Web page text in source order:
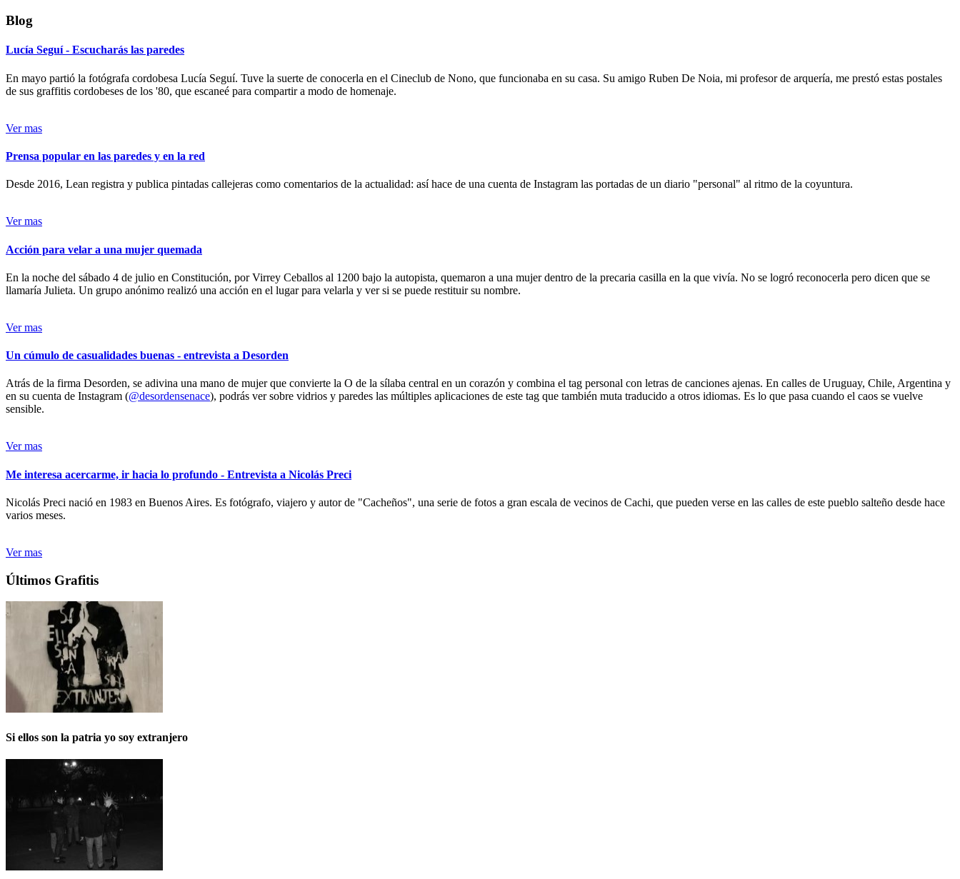
Blog
Lucía Seguí - Escucharás las paredes
En mayo partió la fotógrafa cordobesa Lucía Seguí. Tuve la suerte de conocerla en el Cineclub de Nono, que funcionaba en su casa. Su amigo Ruben De Noia, mi profesor de arquería, me prestó estas postales
de sus graffitis cordobeses de los '80, que escaneé para compartir a modo de homenaje.
Ver mas
Prensa popular en las paredes y en la red
Desde 2016, Lean registra y publica pintadas callejeras como comentarios de la actualidad: así hace de una cuenta de Instagram las portadas de un diario "personal" al ritmo de la coyuntura.
Ver mas
Acción para velar a una mujer quemada
En la noche del sábado 4 de julio en Constitución, por Virrey Ceballos al 1200 bajo la autopista, quemaron a una mujer dentro de la precaria casilla en la que vivía. No se logró reconocerla pero dicen que se
llamaría Julieta. Un grupo anónimo realizó una acción en el lugar para velarla y ver si se puede restituir su nombre.
Ver mas
Un cúmulo de casualidades buenas - entrevista a Desorden
Atrás de la firma Desorden, se adivina una mano de mujer que convierte la O de la sílaba central en un corazón y combina el tag personal con letras de canciones ajenas. En calles de Uruguay, Chile, Argentina y
en su cuenta de Instagram (@desordensenace), podrás ver sobre vidrios y paredes las múltiples aplicaciones de este tag que también muta traducido a otros idiomas. Es lo que pasa cuando el caos se vuelve
sensible.
Ver mas
Me interesa acercarme, ir hacia lo profundo - Entrevista a Nicolás Preci
Nicolás Preci nació en 1983 en Buenos Aires. Es fotógrafo, viajero y autor de "Cacheños", una serie de fotos a gran escala de vecinos de Cachi, que pueden verse en las calles de este pueblo salteño desde hace
varios meses.
Ver mas
Últimos Grafitis
Si ellos son la patria yo soy extranjero